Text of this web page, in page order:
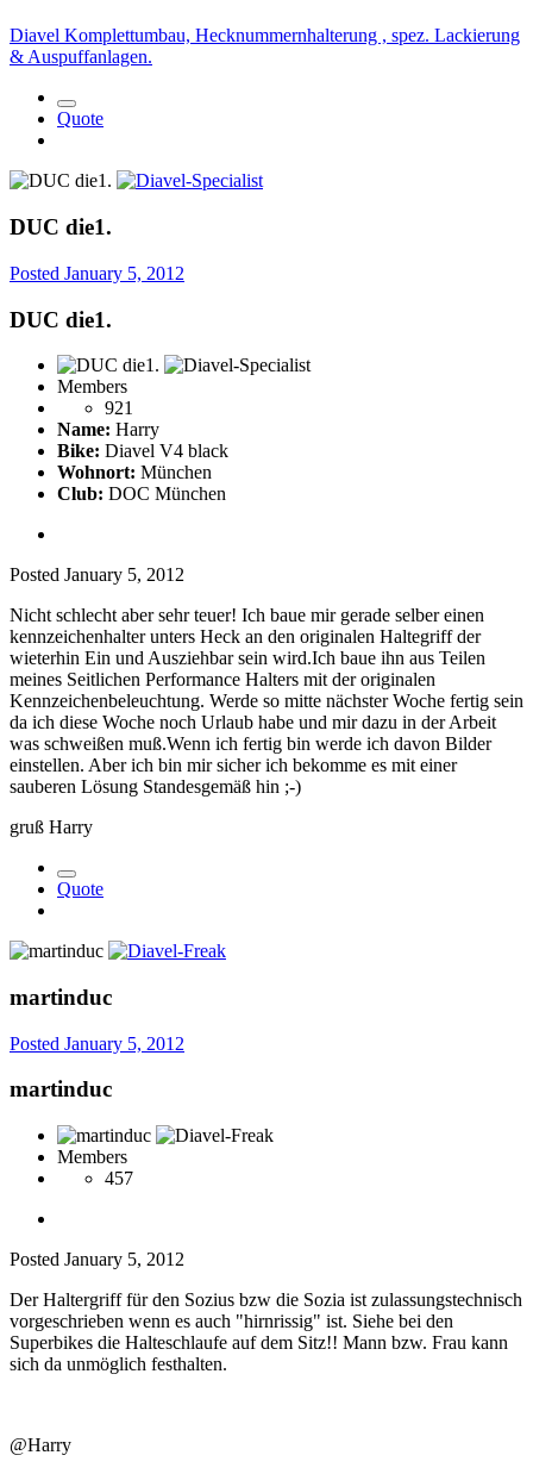
Diavel Komplettumbau, Hecknummernhalterung , spez. Lackierung
& Auspuffanlagen.
Quote
DUC die1.
Posted January 5, 2012
DUC die1.
Members
921
Name: Harry
Bike: Diavel V4 black
Wohnort: München
Club: DOC München
Posted January 5, 2012
Nicht schlecht aber sehr teuer! Ich baue mir gerade selber einen
kennzeichenhalter unters Heck an den originalen Haltegriff der
wieterhin Ein und Ausziehbar sein wird.Ich baue ihn aus Teilen
meines Seitlichen Performance Halters mit der originalen
Kennzeichenbeleuchtung. Werde so mitte nächster Woche fertig sein
da ich diese Woche noch Urlaub habe und mir dazu in der Arbeit
was schweißen muß.Wenn ich fertig bin werde ich davon Bilder
einstellen. Aber ich bin mir sicher ich bekomme es mit einer
sauberen Lösung Standesgemäß hin ;-)
gruß Harry
Quote
martinduc
Posted January 5, 2012
martinduc
Members
457
Posted January 5, 2012
Der Haltergriff für den Sozius bzw die Sozia ist zulassungstechnisch
vorgeschrieben wenn es auch "hirnrissig" ist. Siehe bei den
Superbikes die Halteschlaufe auf dem Sitz!! Mann bzw. Frau kann
sich da unmöglich festhalten.
@Harry